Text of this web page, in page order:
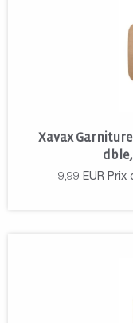
Xavax
9,99 EUR Prix